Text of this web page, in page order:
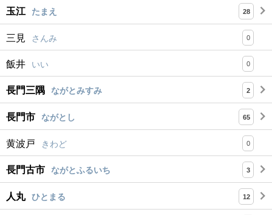
玉江 たまえ 28
三見 さんみ 0
飯井 いい 0
長門三隅 ながとみすみ 2
長門市 ながとし 65
黄波戸 きわど 0
長門古市 ながとふるいち 3
人丸 ひとまる 12